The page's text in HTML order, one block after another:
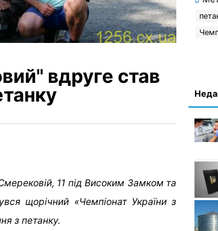
вдруге став
11 під Високим Замком та
щорічний «Чемпіонат України з
з петанку.